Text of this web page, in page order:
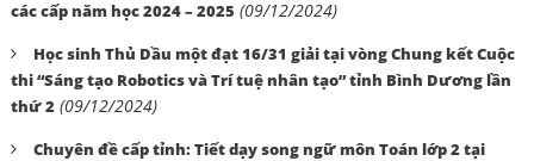
các cấp năm học 2024 – 2025 (09/12/2024)
Học sinh Thủ Dầu một đạt 16/31 giải tại vòng Chung kết Cuộc
thi “Sáng tạo Robotics và Trí tuệ nhân tạo” tỉnh Bình Dương lần
thứ 2 (09/12/2024)
Chuyên đề cấp tỉnh: Tiết dạy song ngữ môn Toán lớp 2 tại